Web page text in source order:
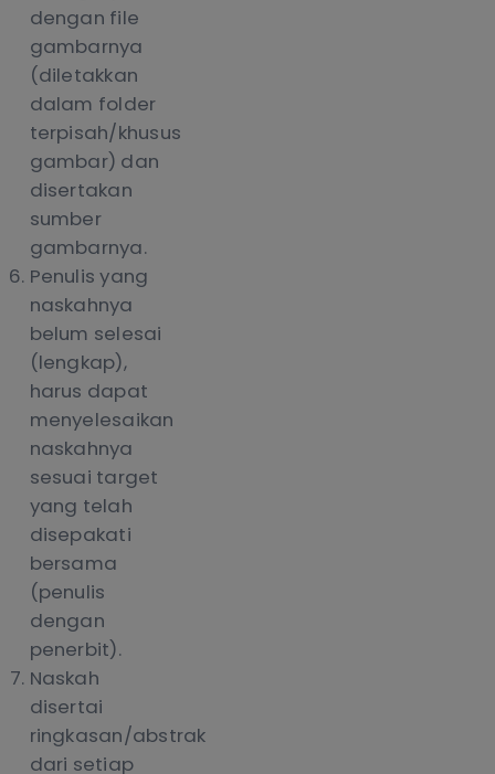
dengan file
gambarnya
(diletakkan
dalam folder
terpisah/khusus
gambar) dan
disertakan
sumber
gambarnya.
Penulis yang
naskahnya
belum selesai
(lengkap),
harus dapat
menyelesaikan
naskahnya
sesuai target
yang telah
disepakati
bersama
(penulis
dengan
penerbit).
Naskah
disertai
ringkasan/abstrak
dari setiap